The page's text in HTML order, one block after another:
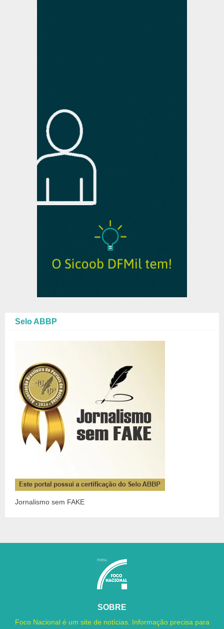
Selo ABBP
Jornalismo sem FAKE
SOBRE
Foco Nacional é um site de notícias. Informação precisa para